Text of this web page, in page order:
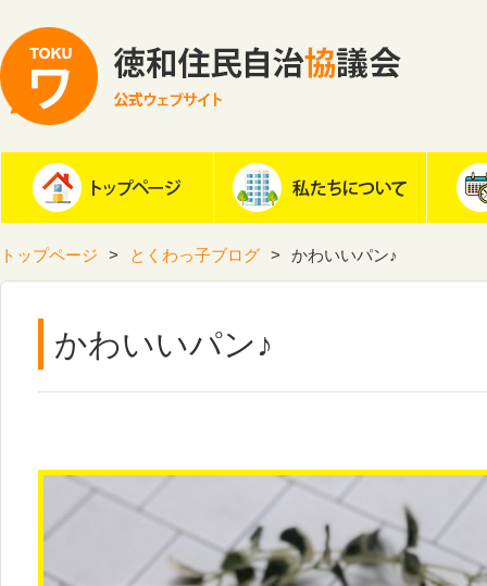
トップページ とくわっ子ブログ かわいいパン♪
かわいいパン♪